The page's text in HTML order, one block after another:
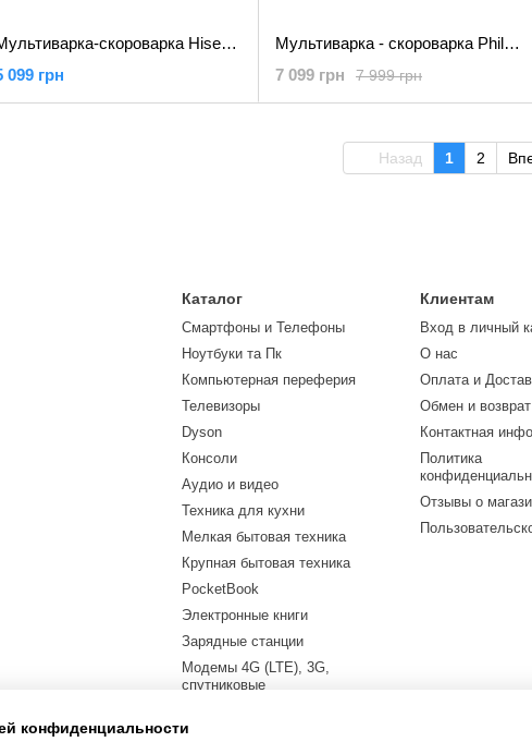
Мультиварка-скороварка Hisense HMC6SBK Stainless Steel
099 грн
Мультиварка - скороварка Philips All-in-One Cooker HD2151/40
7 999 грн
7 099 грн
Назад 1 2
Каталог
Смартфоны и Телефоны
Ноутбуки та Пк
Компьютерная переферия
Телевизоры
Dyson
Консоли
Аудио и видео
Техника для кухни
Мелкая бытовая техника
Крупная бытовая техника
PocketBook
Электронные книги
Зарядные станции
Модемы 4G (LTE), 3G,
спутниковые
Электросамокаты
Клиентам
Вход в личный
О нас
Оплата и
Обмен и возврат
Контактная
Политика
Отзывы о
конфиденциальности